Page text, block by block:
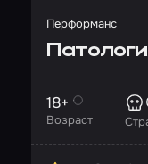
Перформанс
Возраст
18+